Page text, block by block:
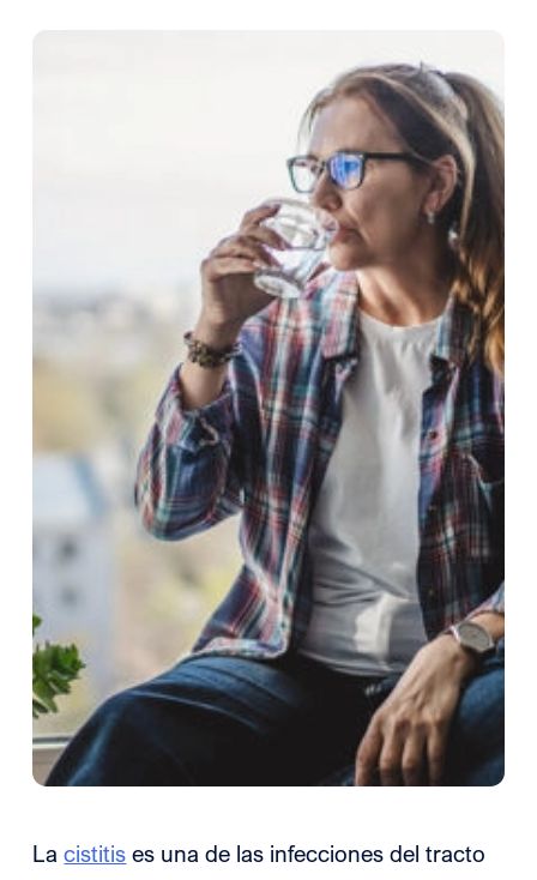
Lacistitis es una de las infecciones del tracto